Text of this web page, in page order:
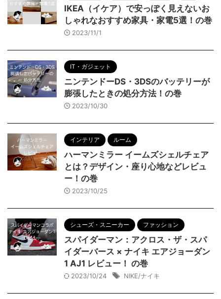
IKEA（イケア）で安っぽく見えないお
しゃれなおすすめ家具・家電5選！の巻
2023/11/1
IT・ガジェット
ニンテンドーDS・3DSのバッテリーが
膨張したときの処分方法！の巻
2023/10/30
インテリア ルーム
ハーマンミラー イームズシェルチェア
とは？デザイン・座り心地などレビュ
ー！の巻
2023/10/25
シューズ・スニーカー ファッション
スパイダーマン：アクロス・ザ・スパ
イダーバース × ナイキ エアジョーダン
1 AJ1 レビュー！ の巻
2023/10/24 NIKE/ナイキ